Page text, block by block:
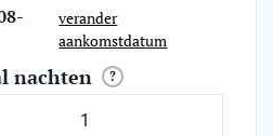
verander
aankomstdatum
nachten ?